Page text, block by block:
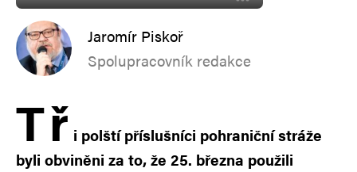
Jaromír Piskoř
Spolupracovník redakce
Tř i polští příslušníci pohraniční stráže
byli obviněni za to, že 25. března použili